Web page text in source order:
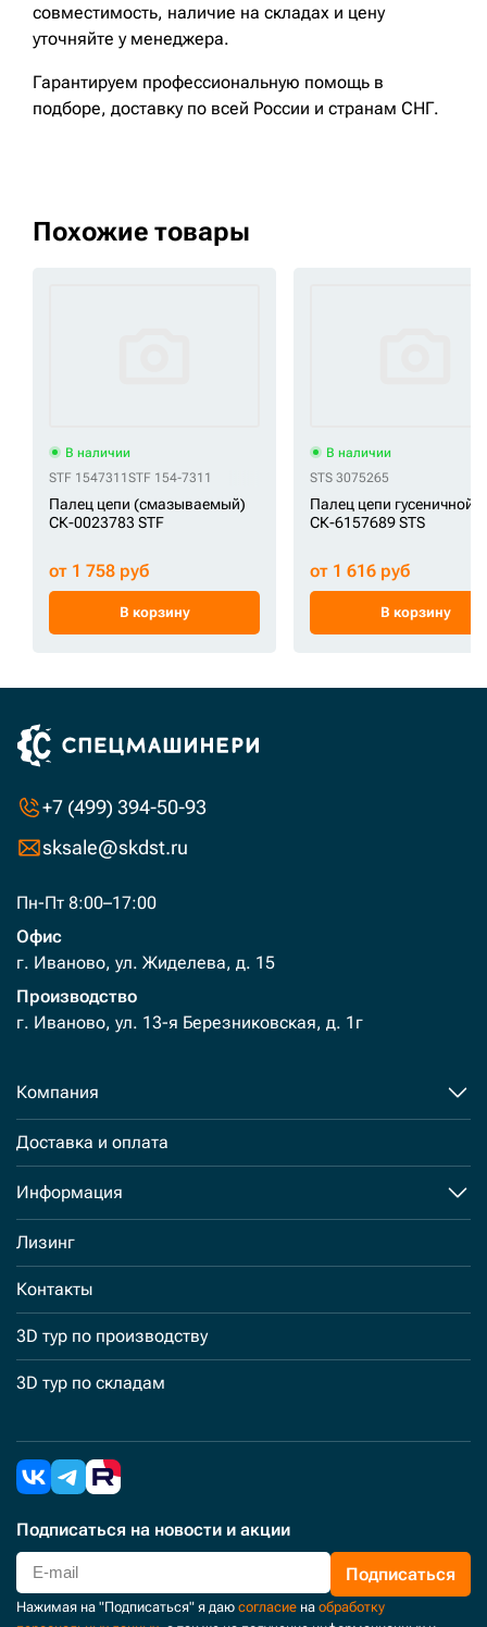
совместимость, наличие на складах и цену
уточняйте у менеджера.
Гарантируем профессиональную помощь в
подборе, доставку по всей России и странам СНГ.
Похожие товары
В наличии
STF 1547311 STF 154-7311
Палец цепи (смазываемый)
СК-0023783 STF
от 1 758 руб
В корзину
В наличии
STS 3075265
Палец цепи гусеничной
СК-6157689 STS
от 1 616 руб
В корзину
+7 (499) 394-50-93
sksale@skdst.ru
Пн-Пт 8:00–17:00
Офис
г. Иваново, ул. Жиделева, д. 15
Производство
г. Иваново, ул. 13-я Березниковская, д. 1г
Компания
Доставка и оплата
Информация
Лизинг
Контакты
3D тур по производству
3D тур по складам
Подписаться на новости и акции
Подписаться
Нажимая на "Подписаться" я даю согласие на обработку